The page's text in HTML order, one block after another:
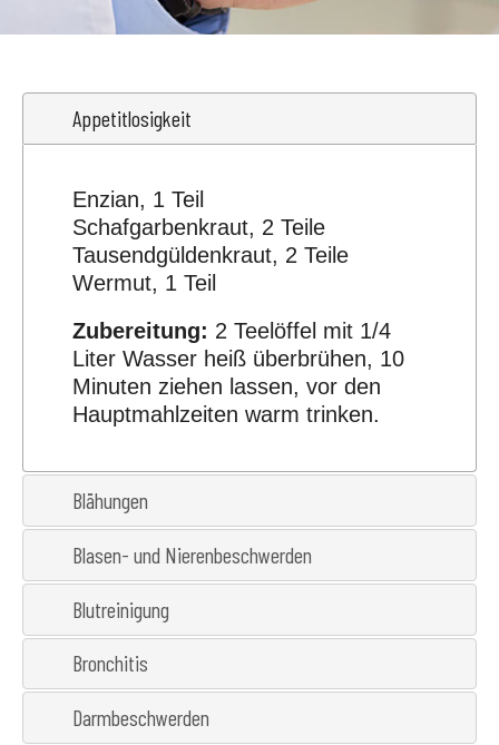
Appetitlosigkeit
Enzian, 1 Teil
Schafgarbenkraut, 2 Teile
Tausendgüldenkraut, 2 Teile
Wermut, 1 Teil
Zubereitung: 2 Teelöffel mit 1/4
Liter Wasser heiß überbrühen, 10
Minuten ziehen lassen, vor den
Hauptmahlzeiten warm trinken.
Blähungen
Blasen- und Nierenbeschwerden
Blutreinigung
Bronchitis
Darmbeschwerden